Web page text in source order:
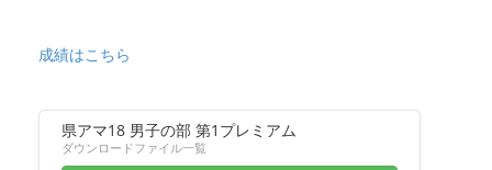
成績はこちら
県アマ18 男子の部 第1プレミアム
ダウンロードファイル一覧